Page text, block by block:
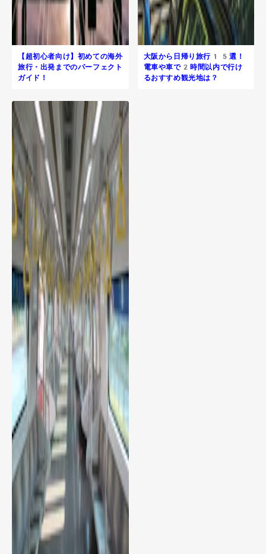
【超初心者向け】初めての海外
旅行・出発までのパーフェクト
ガイド！
大阪から日帰り旅行​15選！
電車や車で2時間以内で行け
るおすすめ観光地は？